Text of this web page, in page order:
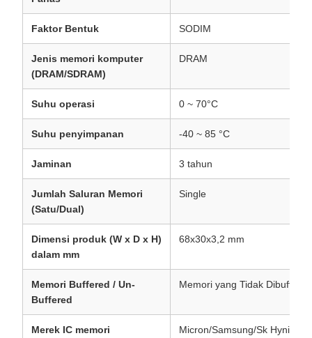
Faktor Bentuk SODIM
Jenis memori komputer
(DRAM/SDRAM)
DRAM
Suhu operasi 0 ~ 70°C
Suhu penyimpanan -40 ~ 85 °C
Jaminan 3 tahun
Jumlah Saluran Memori
(Satu/Dual)
Single
Dimensi produk (W x D x H)
dalam mm
68x30x3,2 mm
Memori Buffered / Un-
Buffered
Memori yang Tidak Dibuffer
Merek IC memori Micron/Samsung/Sk Hynix